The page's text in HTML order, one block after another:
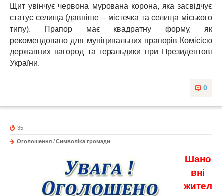
Щит увінчує червона мурована корона, яка засвідчує
статус селища (давніше – містечка та селища міського
типу). Прапор має квадратну форму, як
рекомендовано для муніципальних прапорів Комісією
державних нагород та геральдики при Президентові
України.
0
35
Оголошення / Символіка громади
Шано
вні
жител